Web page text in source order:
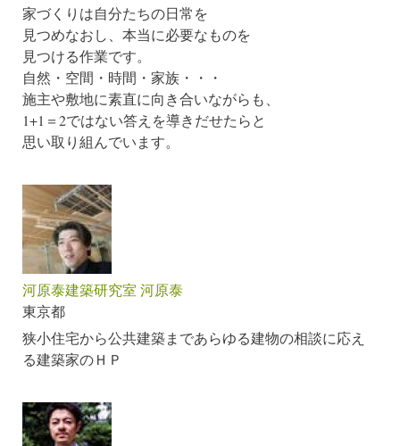
家づくりは自分たちの日常を
見つめなおし、本当に必要なものを
見つける作業です。
自然・空間・時間・家族・・・
施主や敷地に素直に向き合いながらも、
1+1＝2ではない答えを導きだせたらと
思い取り組んでいます。
河原泰建築研究室 河原泰
東京都
狭小住宅から公共建築まであらゆる建物の相談に応え
る建築家のＨＰ